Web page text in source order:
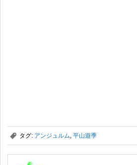
, タグ: アンジュルム 平山遊季